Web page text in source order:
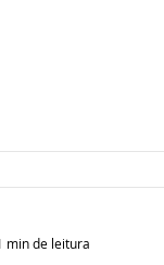
min de leitura